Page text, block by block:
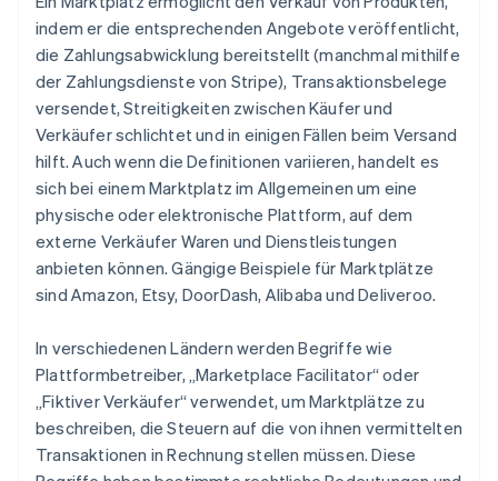
indem er die entsprechenden Angebote veröffentlicht,
die Zahlungsabwicklung bereitstellt (manchmal mithilfe
der Zahlungsdienste von Stripe), Transaktionsbelege
versendet, Streitigkeiten zwischen Käufer und
Verkäufer schlichtet und in einigen Fällen beim Versand
hilft. Auch wenn die Definitionen variieren, handelt es
sich bei einem Marktplatz im Allgemeinen um eine
physische oder elektronische Plattform, auf dem
externe Verkäufer Waren und Dienstleistungen
anbieten können. Gängige Beispiele für Marktplätze
sind Amazon, Etsy, DoorDash, Alibaba und Deliveroo.
In verschiedenen Ländern werden Begriffe wie
Plattformbetreiber, „Marketplace Facilitator“ oder
„Fiktiver Verkäufer“ verwendet, um Marktplätze zu
beschreiben, die Steuern auf die von ihnen vermittelten
Transaktionen in Rechnung stellen müssen. Diese